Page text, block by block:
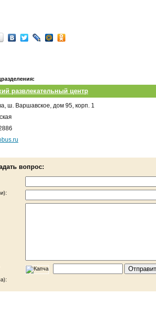
развлекательный центр
ш. Варшавское, дом 95, корп. 1
вопрос: